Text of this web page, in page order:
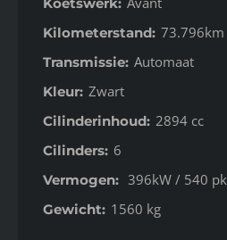
Kilometerstand: 73.796km
Transmissie: Automaat
Kleur: Zwart
Cilinderinhoud: 2894 cc
Cilinders: 6
Vermogen: 396kW / 540 pk
Gewicht: 1560 kg